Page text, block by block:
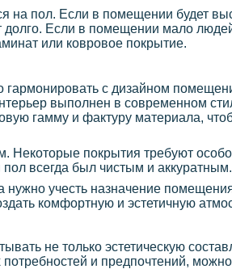
на пол. Если в помещении будет
Если в помещении мало
или ковровое покрытие.
с дизайном
выполнен в современном
гамму и фактуру материала,
покрытия требуют
пол всегда был чистым и аккуратным.
учесть назначение
комфортную и эстетичную
не только эстетическую
и предпочтений,